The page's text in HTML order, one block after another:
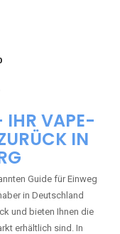
IHR VAPE-
IN
Guide für Einweg
in Deutschland
und bieten Ihnen die
erhältlich sind. In